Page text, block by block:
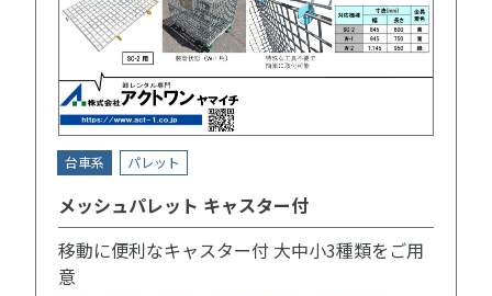
台車系 パレット
メッシュパレット キャスター付
移動に便利なキャスター付 大中小3種類をご用
意